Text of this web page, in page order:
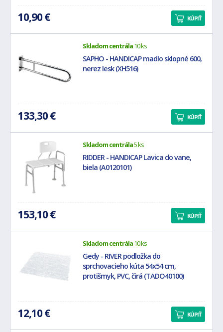
10,90 € KÚPIŤ
Skladom centrála10 ks
SAPHO - HANDICAP madlo sklopné 600,
nerez lesk (XH516)
133,30 € KÚPIŤ
Skladom centrála5 ks
RIDDER - HANDICAP Lavica do vane,
biela (A0120101)
153,10 € KÚPIŤ
Skladom centrála10 ks
Gedy - RIVER podložka do
sprchovacieho kúta 54x54 cm,
protišmyk, PVC, čirá (TADO40100)
12,10 € KÚPIŤ